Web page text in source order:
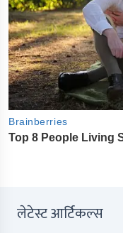
लेटेस्ट आर्टिकल्स